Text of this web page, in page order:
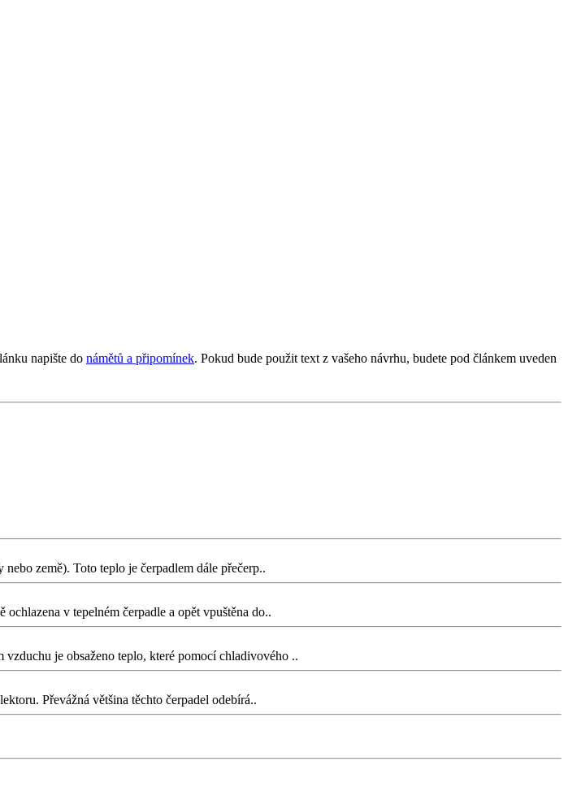
napište do námětů a připomínek. Pokud bude použit text z vašeho návrhu, budete pod článkem uveden
země). Toto teplo je čerpadlem dále přečerp..
v tepelném čerpadle a opět vpuštěna do..
je obsaženo teplo, které pomocí chladivového ..
Převážná většina těchto čerpadel odebírá..